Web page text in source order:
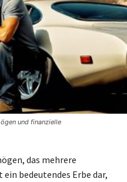
und finanzielle
das mehrere
bedeutendes Erbe dar,